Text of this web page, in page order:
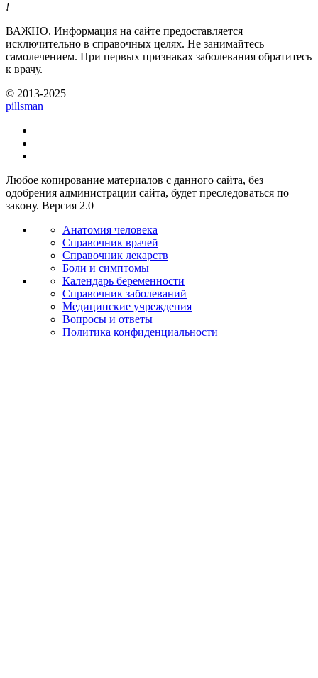
!
ВАЖНО. Информация на сайте предоставляется
исключительно в справочных целях. Не занимайтесь
самолечением. При первых признаках заболевания обратитесь
к врачу.
© 2013-2025
pillsman
Любое копирование материалов с данного сайта, без
одобрения администрации сайта, будет преследоваться по
закону. Версия 2.0
Анатомия человека
Справочник врачей
Справочник лекарств
Боли и симптомы
Календарь беременности
Справочник заболеваний
Медицинские учреждения
Вопросы и ответы
Политика конфиденциальности